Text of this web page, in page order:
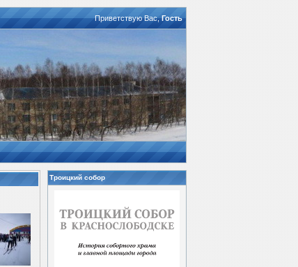
Приветствую Вас,Гость
Троицкий собор